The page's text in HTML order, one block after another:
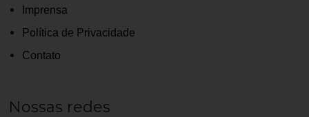
Imprensa
Política de Privacidade
Contato
Nossas redes